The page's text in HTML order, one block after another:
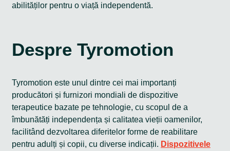
abilităților pentru o viață independentă.
Despre Tyromotion
Tyromotion este unul dintre cei mai importanți
producători și furnizori mondiali de dispozitive
terapeutice bazate pe tehnologie, cu scopul de a
îmbunătăți independența și calitatea vieții oamenilor,
facilitând dezvoltarea diferitelor forme de reabilitare
pentru adulți și copii, cu diverse indicații. Dispozitivele